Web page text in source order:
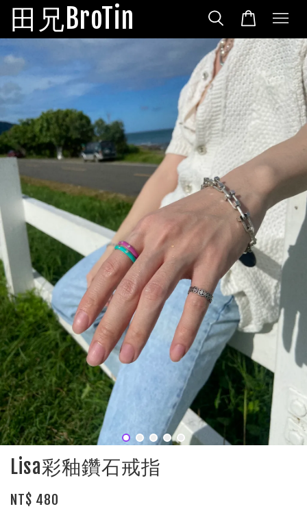
田兄BroTin
Lisa彩釉鑽石戒指
NT$ 480